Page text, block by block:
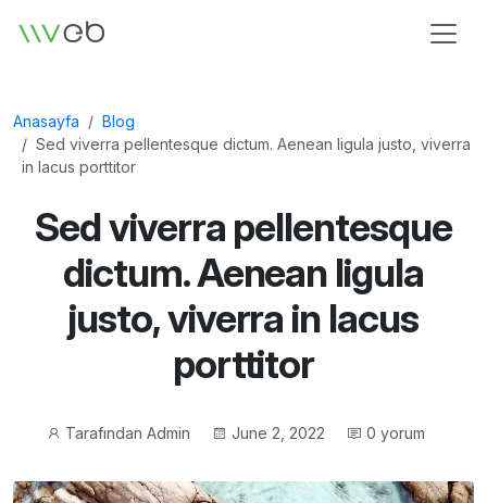
Logo
Anasayfa
Blog
Sed viverra pellentesque dictum. Aenean ligula justo, viverra
in lacus porttitor
Sed viverra pellentesque
dictum. Aenean ligula
justo, viverra in lacus
porttitor
Gönderi
Tarafından Admin
Gönderi
June 2, 2022 0 yorum